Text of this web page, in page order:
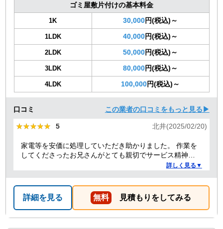
ゴミ屋敷片付けの基本料金
1K 30,000円(税込)～
1LDK 40,000円(税込)～
2LDK 50,000円(税込)～
3LDK 80,000円(税込)～
4LDK 100,000円(税込)～
口コミ この業者の口コミをもっと見る▶
★★★★★
★★★★★ 5 北井(2025/02/20)
家電等を安価に処理していただき助かりました。 作業を
してくださったお兄さんがとても親切でサービス精神溢
詳しく見る▼
詳細を見る 無料 見積もりをしてみる